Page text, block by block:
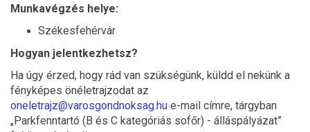
Munkavégzés helye:
Székesfehérvár
Hogyan jelentkezhetsz?
Ha úgy érzed, hogy rád van szükségünk, küldd el nekünk a
fényképes önéletrajzodat az
oneletrajz@varosgondnoksag.hu e-mail címre, tárgyban
„Parkfenntartó (B és C kategóriás sofőr) - álláspályázat”